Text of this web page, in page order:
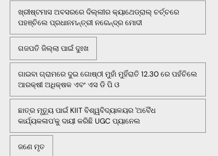
ଖ୍ରୀଷ୍ଟମାସ ଅବସରରେ ଦିଲ୍ଲୀର କ୍ୟାଥେଡ୍ରାଲ୍ ଚର୍ଚ୍ଚରେ
ପହଞ୍ଚିଲେ ପ୍ରଧାନମନ୍ତ୍ରୀ ନରେନ୍ଦ୍ର ମୋଦୀ
ଗଜପତି ଜିଲ୍ଲା ପାଇଁ ଦୁଃଖ
ଗାଇବା ଗ୍ରାମରେ ଦୁଇ ଗୋଷ୍ଠୀ ମୁହାଁ ମୁହିଁରାତି 12.30 ରେ ପହଁଚିଲେ
ଆରକ୍ଷୀ ଅଧିକ୍ଷକ ଏବଂ ଏସ ଡି ପି ଓ
ଛାତ୍ର ମୃତ୍ୟୁ ପାଇଁ KIIT ବିଶ୍ୱବିଦ୍ୟାଳୟର 'ଅବୈଧ
କାର୍ଯ୍ୟକଳାପ'କୁ ଦାୟୀ କରିଛି UGC ପ୍ୟାନେଲ
ଜଣେ ମୃତ